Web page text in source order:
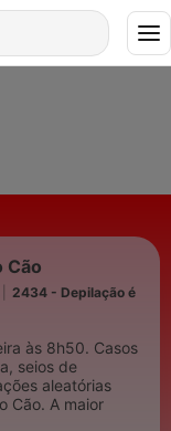
Cão
2434 - Depilação é
às 8h50. Casos
seios de
aleatórias
Cão. A maior